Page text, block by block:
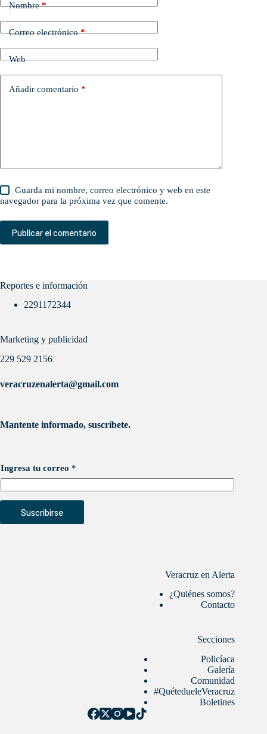
Nombre*
Correo electrónico*
Web
Añadir comentario *
Guarda mi nombre, correo electrónico y web en este
navegador para la próxima vez que comente.
Publicar el comentario
Reportes e información
2291172344
Marketing y publicidad
229 529 2156
veracruzenalerta@gmail.com
Mantente informado, suscríbete.
Ingresa tu correo *
Suscribirse
Veracruz en Alerta
¿Quiénes somos?
Contacto
Secciones
Policíaca
Galería
Comunidad
#QuétedueleVeracruz
Boletines